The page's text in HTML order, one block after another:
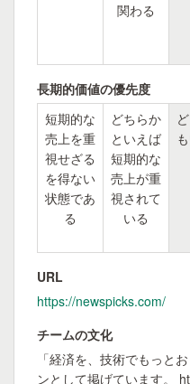
関わる
長期的価値の優先度
短期的な
売上を重
視せざる
を得ない
状態であ
る
どちらか
といえば
短期的な
売上が重
視されて
いる
URL
https://newspicks.com/
チームの文化
「経済を、技術でもっと
ンとして掲げています。